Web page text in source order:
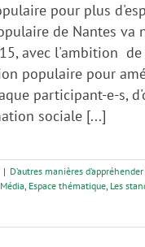
pour plus
de Nantes va
avec l'ambition
populaire pour
participant-e-s,
sociale [...]
| D’autres manières
, Espace thématique, Les